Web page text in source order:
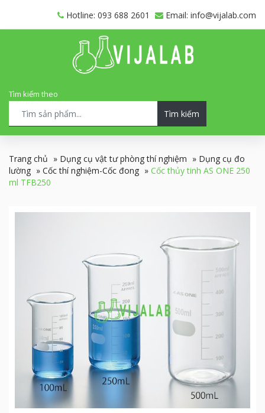
Hotline: 093 688 2601 Email: info@vijalab.com
Tìm kiếm theo
Tìm kiếm
Trang chủ » Dụng cụ vật tư phòng thí nghiệm » Dụng cụ đo
lường » Cốc thí nghiệm-Cốc đong » Cốc thủy tinh AS ONE 250
ml TFB250